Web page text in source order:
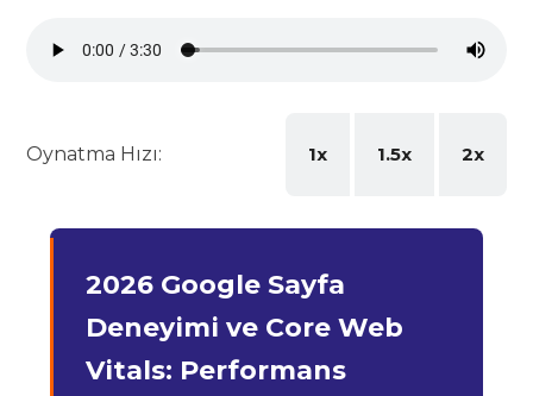
Oynatma Hızı: 1x 1.5x 2x
2026 Google Sayfa
Deneyimi ve Core Web
Vitals: Performans